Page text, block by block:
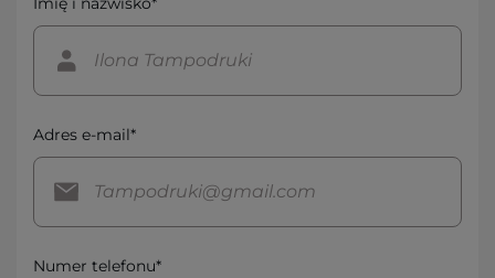
Adres e-mail*
Numer telefonu*